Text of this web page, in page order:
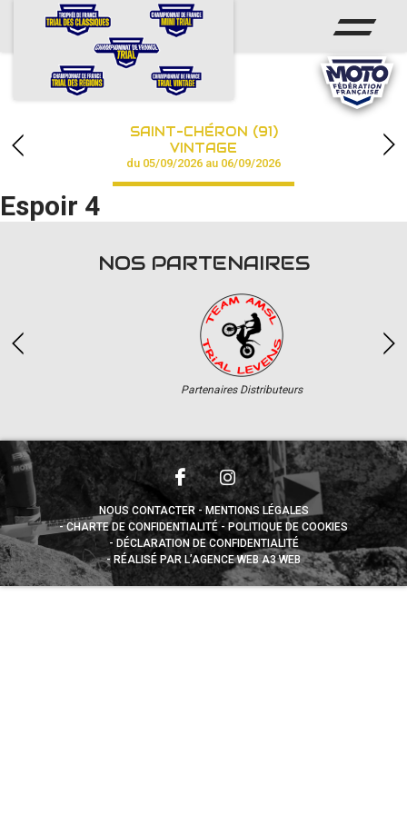
ACCUEIL
CALENDRIER
CHAMPIONNAT
RÉSULTATS
PHOTOS / VIDÉOS
PARTENAIRES
SAINT-CHÉRON (91)
VINTAGE
du 05/09/2026 au 06/09/2026
Espoir 4
NOS PARTENAIRES
Partenaires Distributeurs
NOUS CONTACTER
MENTIONS LÉGALES
CHARTE DE CONFIDENTIALITÉ
POLITIQUE DE COOKIES
DÉCLARATION DE CONFIDENTIALITÉ
RÉALISÉ PAR L’AGENCE WEB A3 WEB